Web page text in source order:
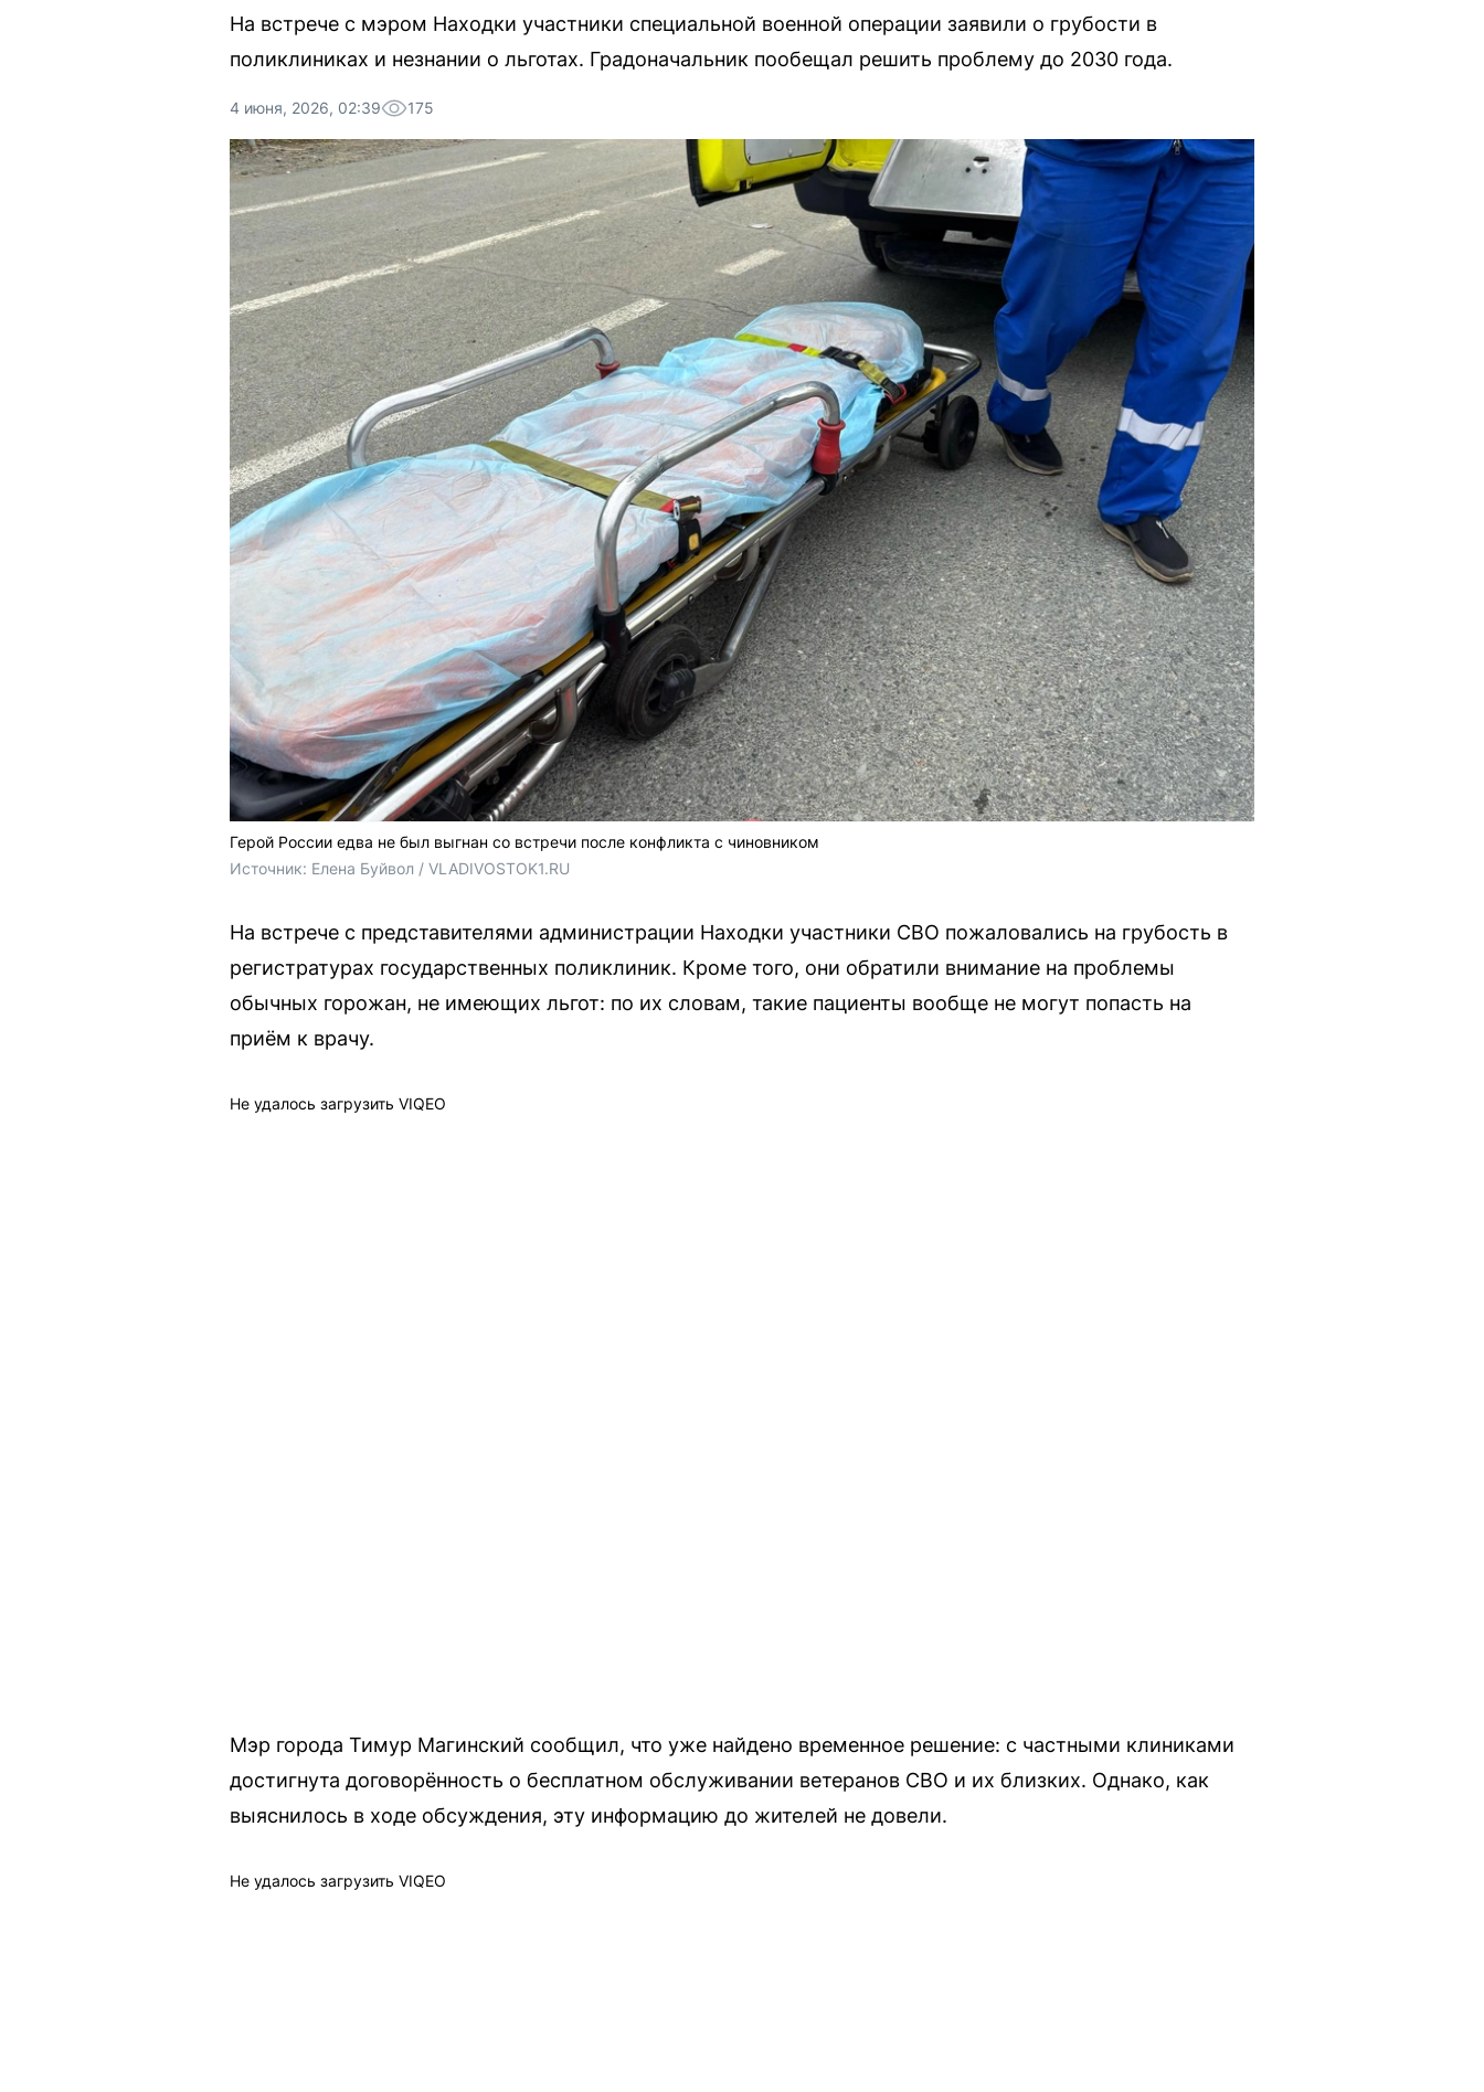
На встрече с мэром Находки участники специальной военной операции заявили о грубости в
поликлиниках и незнании о льготах. Градоначальник пообещал решить проблему до 2030 года.
4 июня, 2026, 02:39 175
Герой России едва не был выгнан со встречи после конфликта с чиновником
Источник: Елена Буйвол / VLADIVOSTOK1.RU
На встрече с представителями администрации Находки участники СВО пожаловались на грубость в
регистратурах государственных поликлиник. Кроме того, они обратили внимание на проблемы
обычных горожан, не имеющих льгот: по их словам, такие пациенты вообще не могут попасть на
приём к врачу.
Не удалось загрузить VIQEO
Мэр города Тимур Магинский сообщил, что уже найдено временное решение: с частными клиниками
достигнута договорённость о бесплатном обслуживании ветеранов СВО и их близких. Однако, как
выяснилось в ходе обсуждения, эту информацию до жителей не довели.
Не удалось загрузить VIQEO